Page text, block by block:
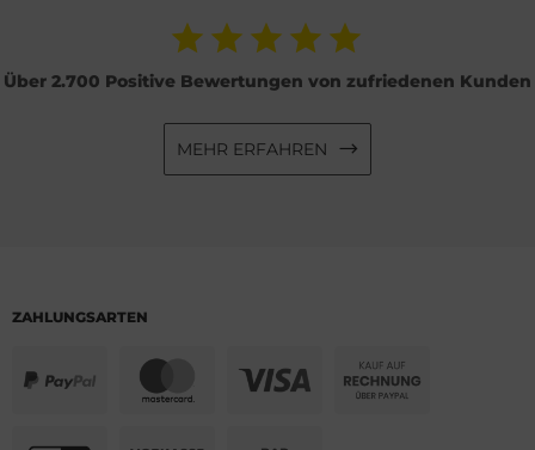
Über 2.700 Positive Bewertungen von zufriedenen Kunden
MEHR ERFAHREN
ZAHLUNGSARTEN